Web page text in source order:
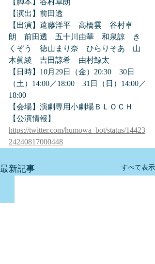
【脚本】谷村卓朗
【演出】前田透
【出演】遠藤洋平　高橋雲　谷村卓
朗　前田透　五十川由華　和泉諒　き
くぞう　徳山まり奈　ひらりそあ　山
木眞綾　吉田諒希　由村鯨太
【日時】10月29日（金）20:30　30日
（土）14:00／18:00　31日（日）14:00／
18:00
【会場】演劇専用小劇場ＢＬＯＣＨ
【公演情報】
https://twitter.com/humowa_bot/status/14423
24240817000448
最新記事 すべて表示